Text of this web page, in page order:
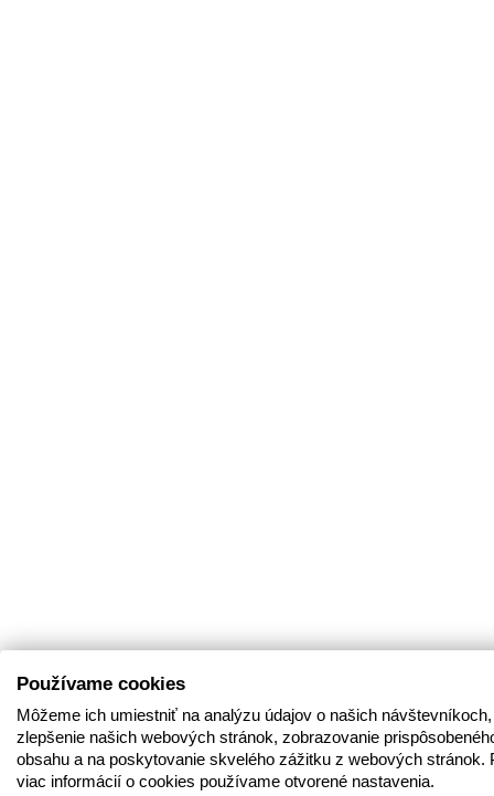
Používame cookies
Môžeme ich umiestniť na analýzu údajov o našich
zlepšenie našich webových stránok, zobrazovanie
obsahu a na poskytovanie skvelého zážitku z webových stránok.
viac informácií o cookies používame otvorené nastavenia.